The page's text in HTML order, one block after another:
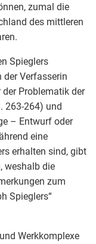
zumal die
des mittleren
Spieglers
der Verfasserin
Problematik der
263-264) und
– Entwurf oder
eine
erhalten sind, gibt
weshalb die
zum
Spieglers“
Werkkomplexe